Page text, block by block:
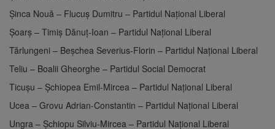
Şinca Nouă – Flucuş Dumitru – Partidul Național Liberal
Şoarş – Timiş Dănuţ-Ioan – Partidul Național Liberal
Tărlungeni – Beşchea Severius-Florin – Partidul Național Liberal
Teliu – Boalii Gheorghe – Partidul Social Democrat
Ticuşu – Şchiopea Emil-Mircea – Partidul Național Liberal
Ucea – Grovu Adrian-Constantin – Partidul Național Liberal
Ungra – Şchiopu Silviu-Mircea – Partidul Național Liberal